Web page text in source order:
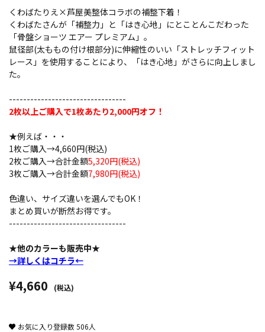
くわばたりえ×芦屋美整体コラボの補整下着！
くわばたさんが「補整力」と「はき心地」にとことんこだわった
「骨盤ショーツ エアー プレミアム」。
鼠径部(太ももの付け根部分)に伸縮性のいい「ストレッチフィット
レース」を使用することにより、「はき心地」がさらに向上しまし
た。
---------------------------------
2枚以上ご購入で1枚あたり2,000円オフ！
★例えば・・・
1枚ご購入→4,660円(税込)
2枚ご購入→合計金額5,320円(税込)
3枚ご購入→合計金額7,980円(税込)
色違い、サイズ違いを選んでもOK！
まとめ買いが断然お得です。
---------------------------------
★他のカラーも販売中★
→詳しくはコチラ←
¥4,660 (税込)
お気に入り登録数506人